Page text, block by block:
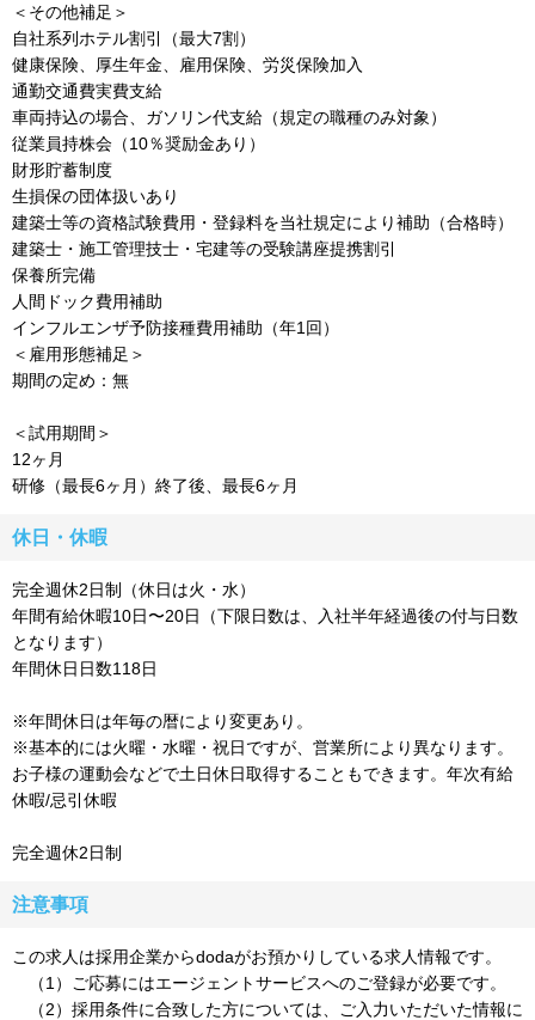
＜その他補足＞
自社系列ホテル割引（最大7割）
健康保険、厚生年金、雇用保険、労災保険加入
通勤交通費実費支給
車両持込の場合、ガソリン代支給（規定の職種のみ対象）
従業員持株会（10％奨励金あり）
財形貯蓄制度
生損保の団体扱いあり
建築士等の資格試験費用・登録料を当社規定により補助（合格時）
建築士・施工管理技士・宅建等の受験講座提携割引
保養所完備
人間ドック費用補助
インフルエンザ予防接種費用補助（年1回）
＜雇用形態補足＞
期間の定め：無
＜試用期間＞
12ヶ月
研修（最長6ヶ月）終了後、最長6ヶ月
休日・休暇
完全週休2日制（休日は火・水）
年間有給休暇10日〜20日（下限日数は、入社半年経過後の付与日数
となります）
年間休日日数118日
※年間休日は年毎の暦により変更あり。
※基本的には火曜・水曜・祝日ですが、営業所により異なります。
お子様の運動会などで土日休日取得することもできます。年次有給
休暇/忌引休暇
完全週休2日制
注意事項
この求人は採用企業からdodaがお預かりしている求人情報です。
（1）ご応募にはエージェントサービスへのご登録が必要です。
（2）採用条件に合致した方については、ご入力いただいた情報に